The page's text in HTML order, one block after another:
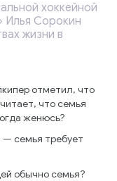
хоккейной
Илья Сорокин
жизни в
отметил, что
что семья
женюсь?
— семья требует
обычно семья?